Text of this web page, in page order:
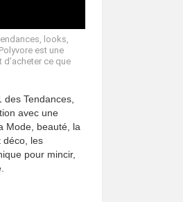
looks,
est une
ce que
Tendances,
avec une
Mode, beauté, la
déco, les
pour mincir,